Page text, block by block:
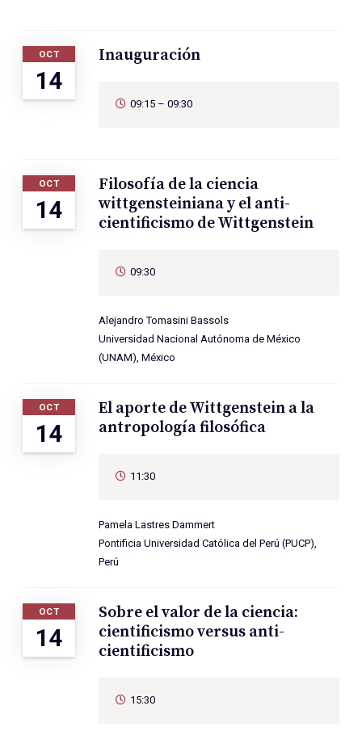
OCT
14
Inauguración
09:15 – 09:30
OCT
14
Filosofía de la ciencia
wittgensteiniana y el anti-
cientificismo de Wittgenstein
09:30
Alejandro Tomasini Bassols
Universidad Nacional Autónoma de México
(UNAM), México
OCT
14
El aporte de Wittgenstein a la
antropología filosófica
11:30
Pamela Lastres Dammert
Pontificia Universidad Católica del Perú (PUCP),
Perú
OCT
14
Sobre el valor de la ciencia:
cientificismo versus anti-
cientificismo
15:30